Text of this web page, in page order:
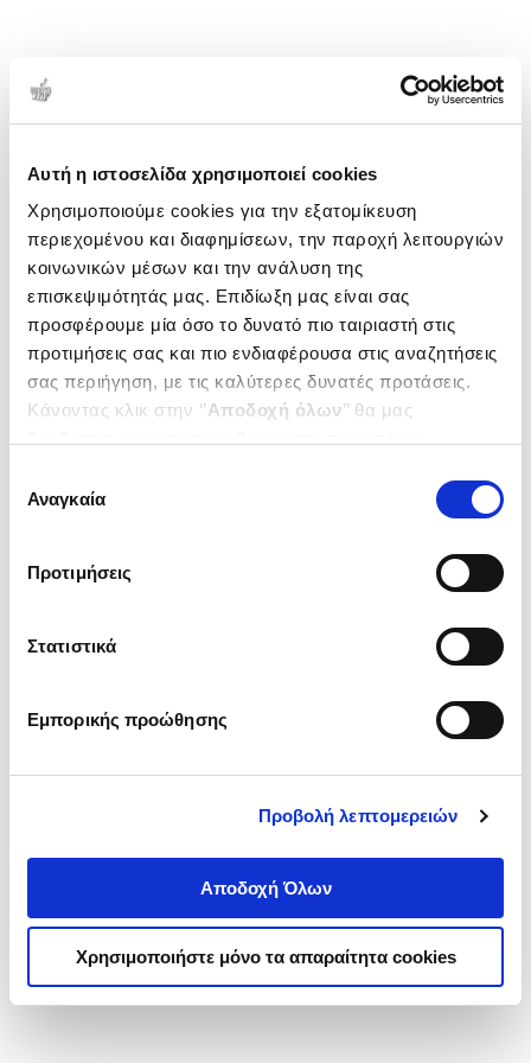
Αυτή η ιστοσελίδα χρησιμοποιεί cookies
Χρησιμοποιούμε cookies για την εξατομίκευση
περιεχομένου και διαφημίσεων, την παροχή λειτουργιών
κοινωνικών μέσων και την ανάλυση της
επισκεψιμότητάς μας. Επιδίωξη μας είναι σας
προσφέρουμε μία όσο το δυνατό πιο ταιριαστή στις
προτιμήσεις σας και πιο ενδιαφέρουσα στις αναζητήσεις
σας περιήγηση, με τις καλύτερες δυνατές προτάσεις.
Κάνοντας κλικ στην ‘’Αποδοχή όλων’’ θα μας
ενδιαφέρουν και να επιλέξετε από τα παρακάτω με την
΄΄και να ενημερωθείτε σχετικά με
συγκατάθεσης
Αναγκαία
Προτιμήσεις
Στατιστικά
Εμπορικής προώθησης
Προβολή λεπτομερειών
Αποδοχή Όλων
Χρησιμοποιήστε μόνο τα απαραίτητα cookies